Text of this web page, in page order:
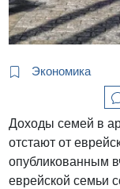
Экономика
Доходы семей в
отстают от
опубликованным
еврейской семьи